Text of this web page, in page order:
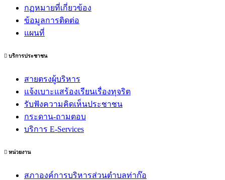
กฏหมายที่เกี่ยวข้อง
ข้อมูลการติดต่อ
แผนที่
บริการประชาชน
สายตรงผู้บริหาร
แจ้งเบาะแสร้องเรียนเรื่องทุจริต
รับฟังความคิดเห็นประชาชน
กระดาน-ถามตอบ
บริการ E-Services
หน่วยงาน
สภาองค์การบริหารส่วนตำบลท่าก๊อ